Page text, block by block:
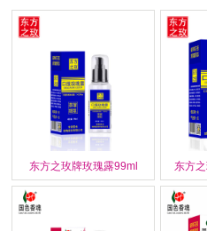
东方之玫牌玫瑰露99ml 东方